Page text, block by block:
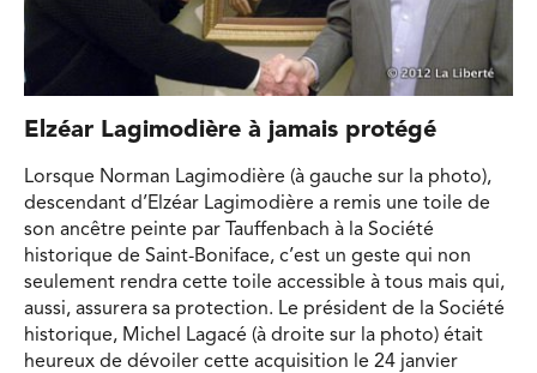
Elzéar Lagimodière à jamais protégé
Lorsque Norman Lagimodière (à gauche sur la photo),
descendant d’Elzéar Lagimodière a remis une toile de
son ancêtre peinte par Tauffenbach à la Société
historique de Saint-Boniface, c’est un geste qui non
seulement rendra cette toile accessible à tous mais qui,
aussi, assurera sa protection. Le président de la Société
historique, Michel Lagacé (à droite sur la photo) était
heureux de dévoiler cette acquisition le 24 janvier